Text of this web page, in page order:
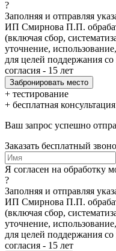
?
Заполняя и отправляя
ИП Смирнова П.П.
(включая сбор,
уточнение,
для целей поддержания
согласия - 15 лет
+ тестирование
+ бесплатная консультация
Ваш запрос успешно
Заказать бесплатный
Я согласен на обработку
?
Заполняя и отправляя
ИП Смирнова П.П.
(включая сбор,
уточнение,
для целей поддержания
согласия - 15 лет